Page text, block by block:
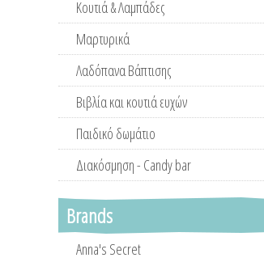
Κουτιά & Λαμπάδες
Μαρτυρικά
Λαδόπανα Βάπτισης
Βιβλία και κουτιά ευχών
Παιδικό δωμάτιο
Διακόσμηση - Candy bar
Brands
Anna's Secret